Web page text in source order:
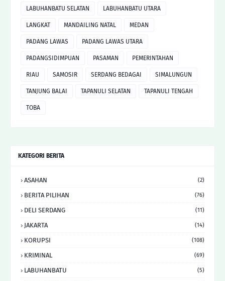
LABUHANBATU SELATAN LABUHANBATU UTARA
LANGKAT MANDAILING NATAL MEDAN
PADANG LAWAS PADANG LAWAS UTARA
PADANGSIDIMPUAN PASAMAN PEMERINTAHAN
RIAU SAMOSIR SERDANG BEDAGAI SIMALUNGUN
TANJUNG BALAI TAPANULI SELATAN TAPANULI TENGAH
TOBA
KATEGORI BERITA
ASAHAN (2)
BERITA PILIHAN (76)
DELI SERDANG (11)
JAKARTA (14)
KORUPSI (108)
KRIMINAL (69)
LABUHANBATU (5)